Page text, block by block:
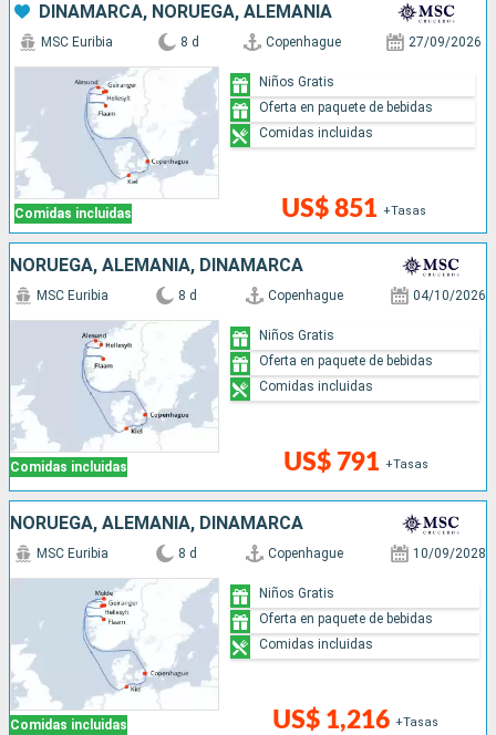
DINAMARCA, NORUEGA, ALEMANIA
Comidas incluidas
MSC Euribia 8 d Copenhague 27/09/2026
US$ 851 +Tasas
Niños Gratis
Oferta en paquete de bebidas
Comidas incluidas
NORUEGA, ALEMANIA, DINAMARCA
Comidas incluidas
MSC Euribia 8 d Copenhague 04/10/2026
US$ 791 +Tasas
Niños Gratis
Oferta en paquete de bebidas
Comidas incluidas
NORUEGA, ALEMANIA, DINAMARCA
Comidas incluidas
MSC Euribia 8 d Copenhague 10/09/2028
US$ 1,216 +Tasas
Niños Gratis
Oferta en paquete de bebidas
Comidas incluidas